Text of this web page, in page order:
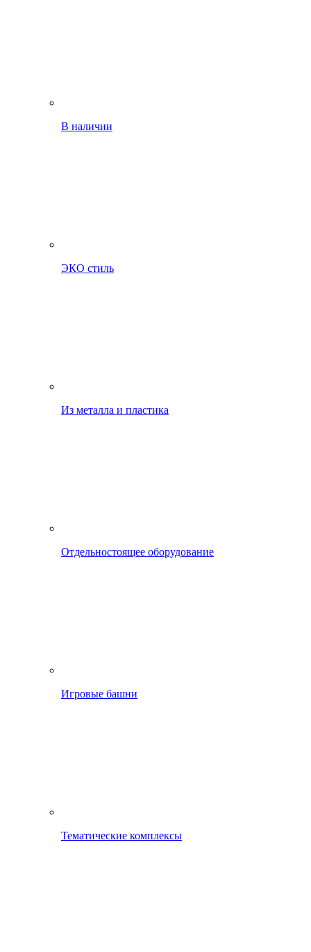
В наличии
ЭКО стиль
Из металла и пластика
Отдельностоящее оборудование
Игровые башни
Тематические комплексы